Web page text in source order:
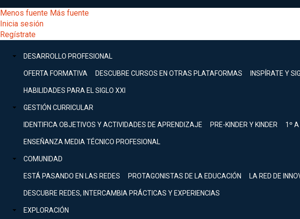
al
contenido
principal
[Educarchile
Escritorio]
Menú
entrar
mi
Menos fuente Más fuente
Inicia sesión
Regístrate
Menú
principal
DESARROLLO PROFESIONAL
OFERTA FORMATIVA DESCUBRE CURSOS EN OTRAS PLATAFORMAS INSPÍRATE Y
HABILIDADES PARA EL SIGLO XXI
GESTIÓN CURRICULAR
IDENTIFICA OBJETIVOS Y ACTIVIDADES DE APRENDIZAJE PRE-KINDER Y KINDER 1º
ENSEÑANZA MEDIA TÉCNICO PROFESIONAL
COMUNIDAD
ESTÁ PASANDO EN LAS REDES PROTAGONISTAS DE LA EDUCACIÓN LA RED DE
DESCUBRE REDES, INTERCAMBIA PRÁCTICAS Y EXPERIENCIAS
EXPLORACIÓN
Buscar
Menú
principal
DESARROLLO
OFERTA
FORMATIVA
DESCUBRE
OTRAS
DOCENTE
HABILIDADES